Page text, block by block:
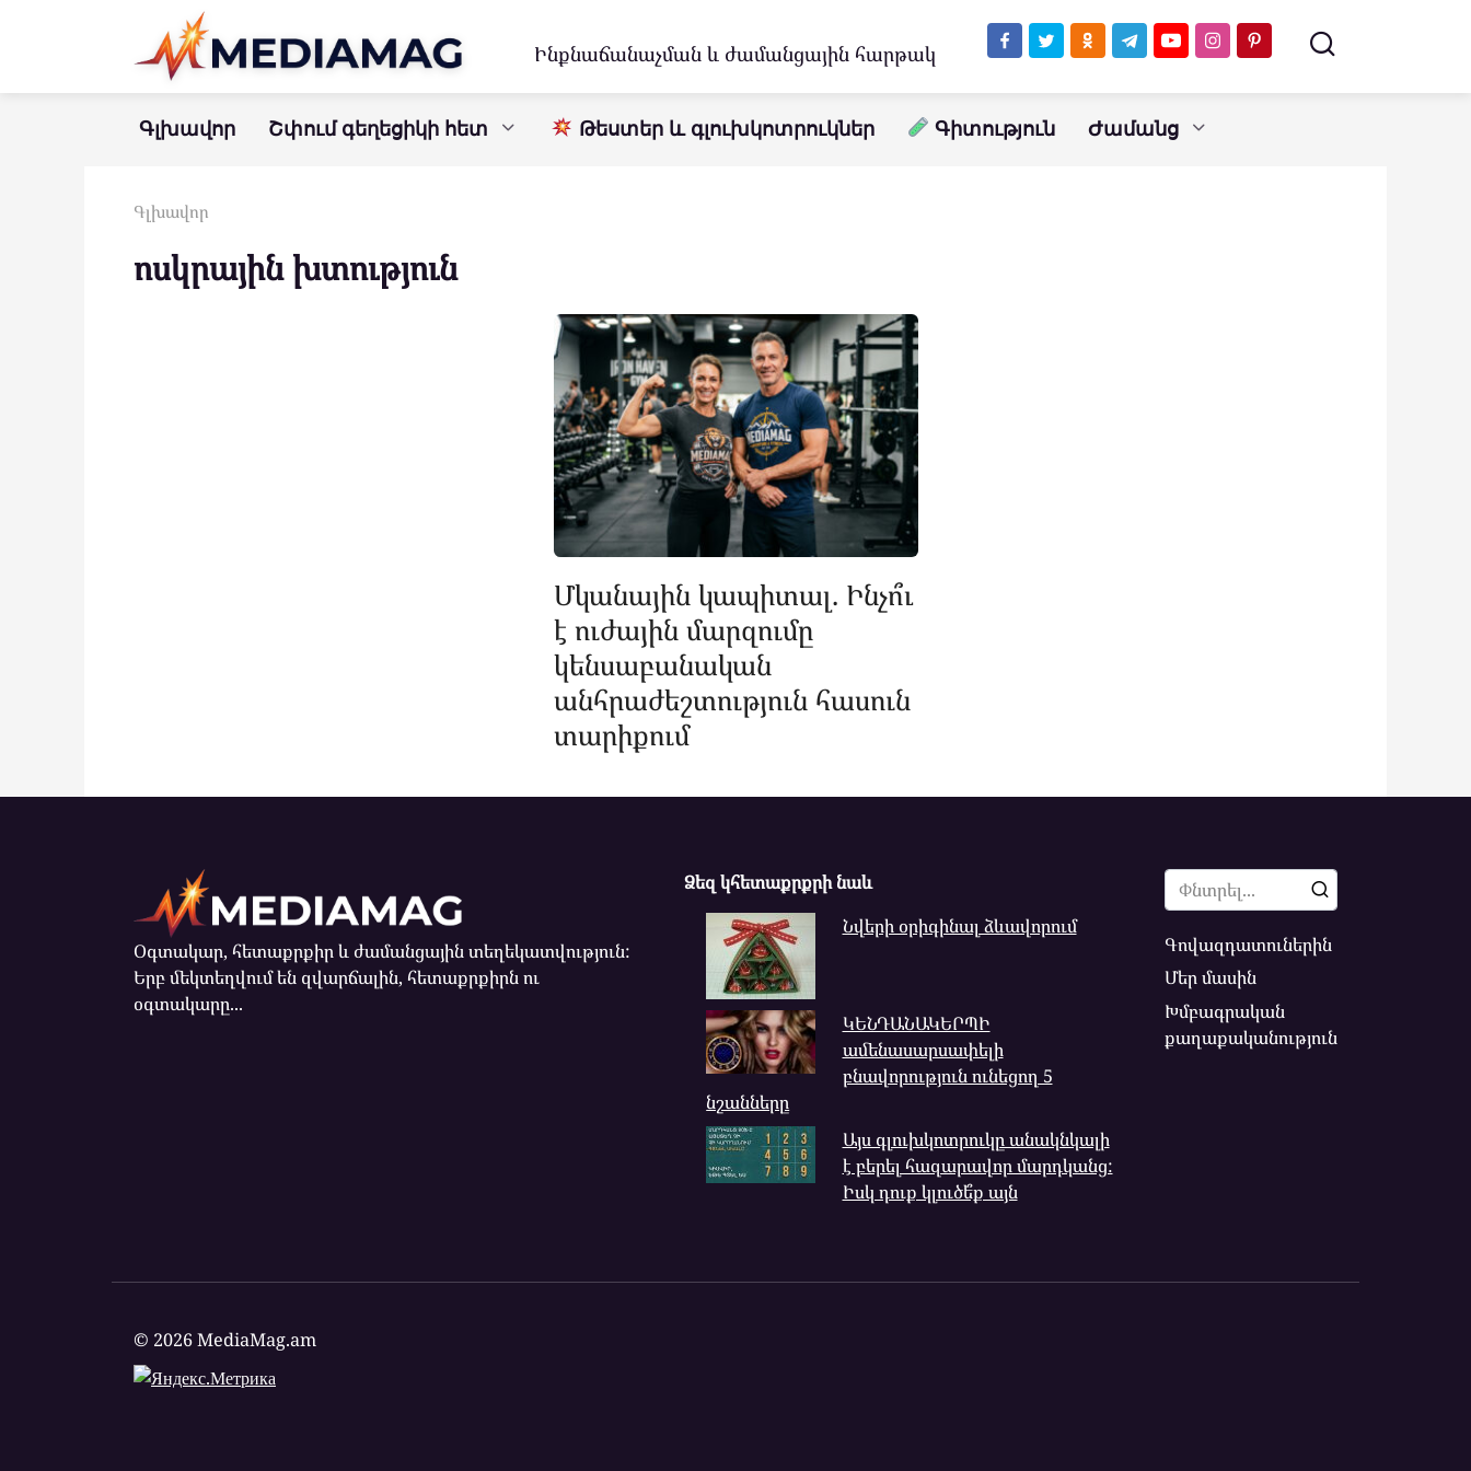
Ինքնաճանաչման և ժամանցային հարթակ
Գլխավոր Շփում գեղեցիկի հետ Թեստեր և գլուխկոտրուկներ Գիտություն Ժամանց
Գլխավոր
ոսկրային խտություն
Մկանային կապիտալ. Ինչո՞ւ
է ուժային մարզումը
կենսաբանական
անհրաժեշտություն հասուն
տարիքում
Օգտակար, հետաքրքիր և ժամանցային տեղեկատվություն:
Երբ մեկտեղվում են զվարճալին, հետաքրքիրն ու
օգտակարը...
Ձեզ կհետաքրքրի նաև
Նվերի օրիգինալ ձևավորում
ԿԵՆԴԱՆԱԿԵՐՊԻ
ամենասարսափելի
բնավորություն ունեցող 5
նշանները
Այս գլուխկոտրուկը անակնկալի
է բերել հազարավոր մարդկանց:
Իսկ դուք կլուծե՞ք այն
Search
for:
Գովազդատուներին
Մեր մասին
Խմբագրական
քաղաքականություն
© 2026 MediaMag.am